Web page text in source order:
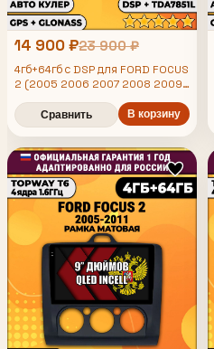
14 900 ₽23 900 ₽
4гб+64гб с DSP для FORD FOCUS
2 (2005 2006 2007 2008 2009
2010 2011) Форд Фокус, рамка
черная матовая, под климат,
Android магнитола
Сравнить В корзину